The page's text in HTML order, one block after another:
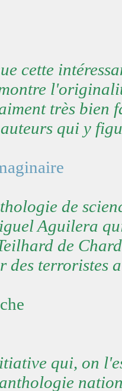
cette
très
qui y
de
Aguilera
de
des terroristes
qui, on